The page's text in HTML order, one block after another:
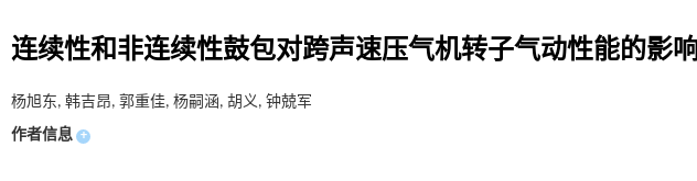
连续性和非连续性鼓包对跨声速压气机转子气动性能的影响
杨旭东, 韩吉昂, 郭重佳, 杨嗣涵, 胡义, 钟兢军
作者信息 +